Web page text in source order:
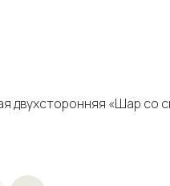
двухсторонняя «Шар со